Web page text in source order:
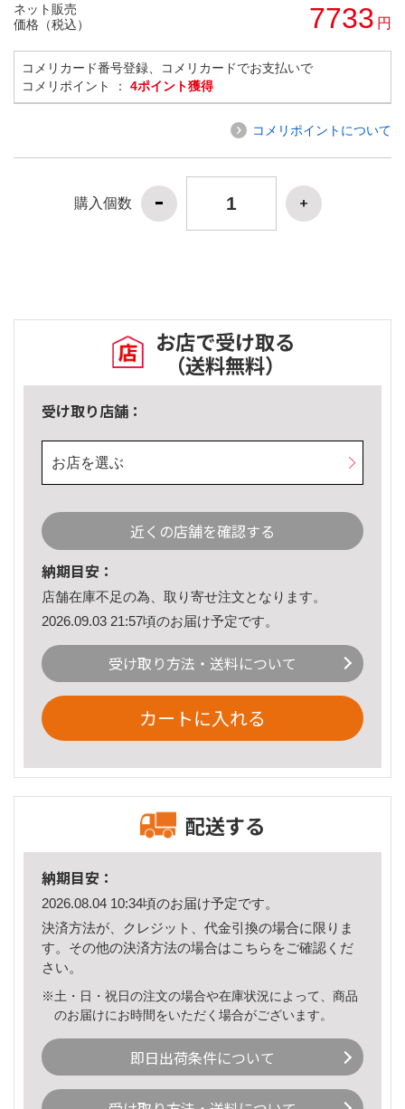
ネット販売
価格（税込）
7733 円
コメリカード番号登録、コメリカードでお支払いで
コメリポイント ： 4ポイント獲得
コメリポイントについて
購入個数
お店で受け取る
（送料無料）
受け取り店舗：
お店を選ぶ
近くの店舗を確認する
納期目安：
店舗在庫不足の為、取り寄せ注文となります。
2026.09.03 21:57頃のお届け予定です。
受け取り方法・送料について
カートに入れる
配送する
納期目安：
2026.08.04 10:34頃のお届け予定です。
決済方法が、クレジット、代金引換の場合に限りま
す。その他の決済方法の場合はこちら をご確認くだ
さい。
※土・日・祝日の注文の場合や在庫状況によって、商品
のお届けにお時間をいただく場合がございます。
即日出荷条件について